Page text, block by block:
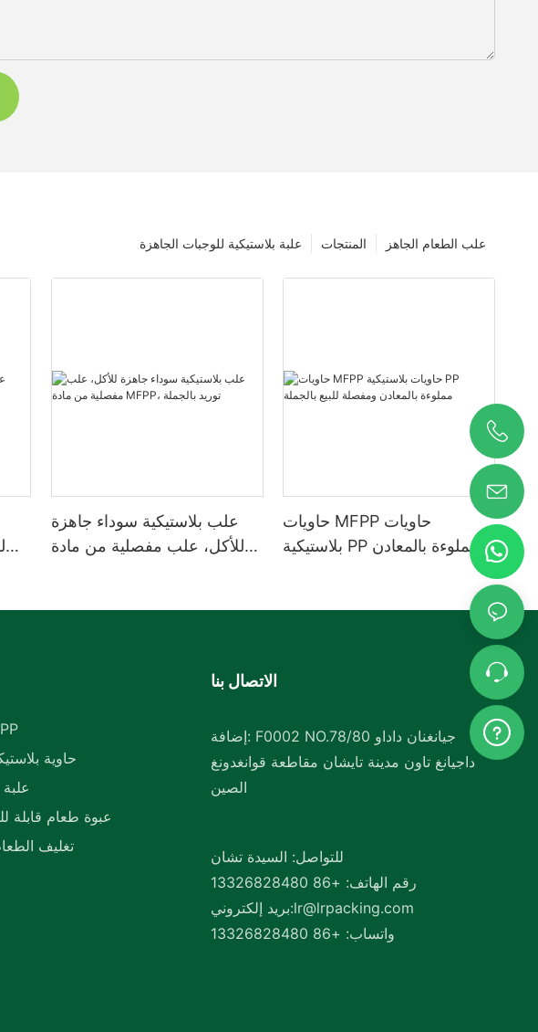
علب الطعام الجاهز المنتجات علبة بلاستيكية للوجبات الجاهزة
علب بلاستيكية سوداء جاهزة
للأكل، علب مفصلية من مادة
حاويات MFPP حاويات
بلاستيكية PP مملوءة بالمعادن
حاوية طعام PP
حاوية
عبوة طعام قابلة
تغليف
الاتصال بنا
إضافة: F0002 NO.78/80 جيانغنان داداو
داجيانغ تاون مدينة تايشان مقاطعة قوانغدونغ
الصين
للتواصل: السيدة تشان
رقم الهاتف: +86 13326828480
بريد إلكتروني:lr@lrpacking.com
واتساب: +86 13326828480